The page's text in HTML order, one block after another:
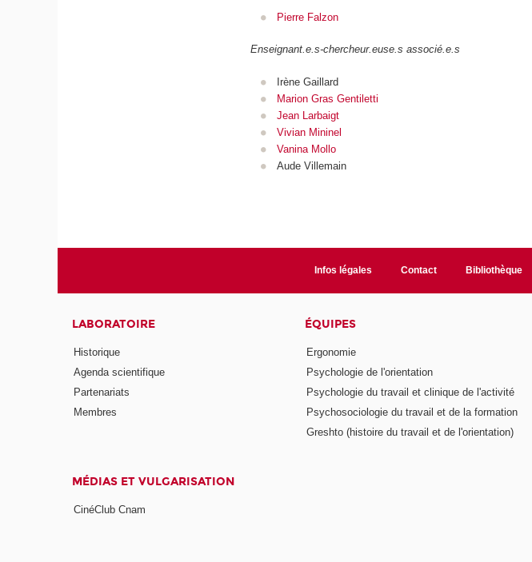
Pierre Falzon
Enseignant.e.s-chercheur.euse.s associé.e.s
Irène Gaillard
Marion Gras Gentiletti
Jean Larbaigt
Vivian Mininel
Vanina Mollo
Aude Villemain
Infos légales Contact Bibliothèque
LABORATOIRE
Historique
Agenda scientifique
Partenariats
Membres
ÉQUIPES
Ergonomie
Psychologie de l'orientation
Psychologie du travail et clinique de l'activité
Psychosociologie du travail et de la formation
Greshto (histoire du travail et de l'orientation)
MÉDIAS ET VULGARISATION
CinéClub Cnam